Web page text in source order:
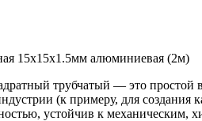
15х15х1.5мм алюминиевая (2м)
трубчатый — это простой
(к примеру, для
устойчив к механическим,